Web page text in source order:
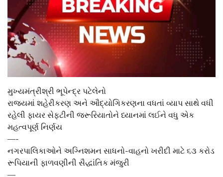
મુખ્યમંત્રીશ્રી ભૂપેન્દ્ર પટેલેનો
રાજ્યમાં શહેરીકરણ અને ઔદ્યોગિકરણના વધતાં વ્યાપ સાથે વધી
રહેલી ફાયર સેફ્ટીની જરૂરિયાતોને ધ્યાનમાં લઈને વધુ એક
મહત્વપૂર્ણ નિર્ણય
—-
નગરપાલિકાઓને અગ્નિશમન સાધનો-વાહનો ખરીદી માટે ૬૩ કરોડ
રૂપિયાની ફાળવણીની સૈદ્ધાંતિક મંજુરી
—